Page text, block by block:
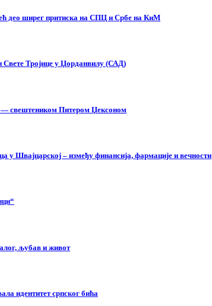
део ширег притиска на СПЦ и Србе на КиМ
Свете Тројице у Џорданвилу (САД)
— свештеником Питером Џексоном
у Швајцарској – између финансија, фармације и вечности
љубав и живот
идентитет српског бића